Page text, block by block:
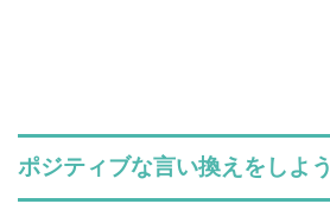
ポジティブな言い換えをしよう